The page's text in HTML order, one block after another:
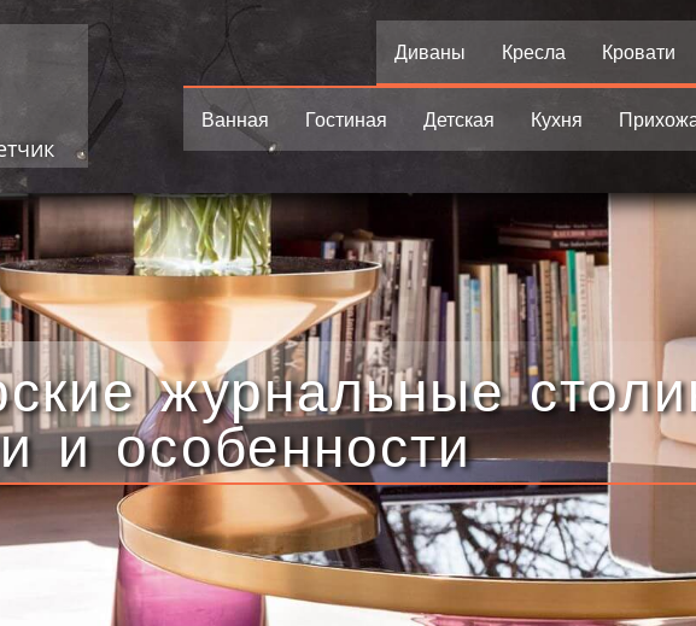
Диваны Кресла Кровати
Ванная Гостиная Детская Кухня
журнальные
и особенности